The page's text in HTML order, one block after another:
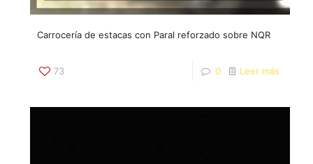
Carrocería de estacas con Paral reforzado sobre NQR
73 0 Leer más